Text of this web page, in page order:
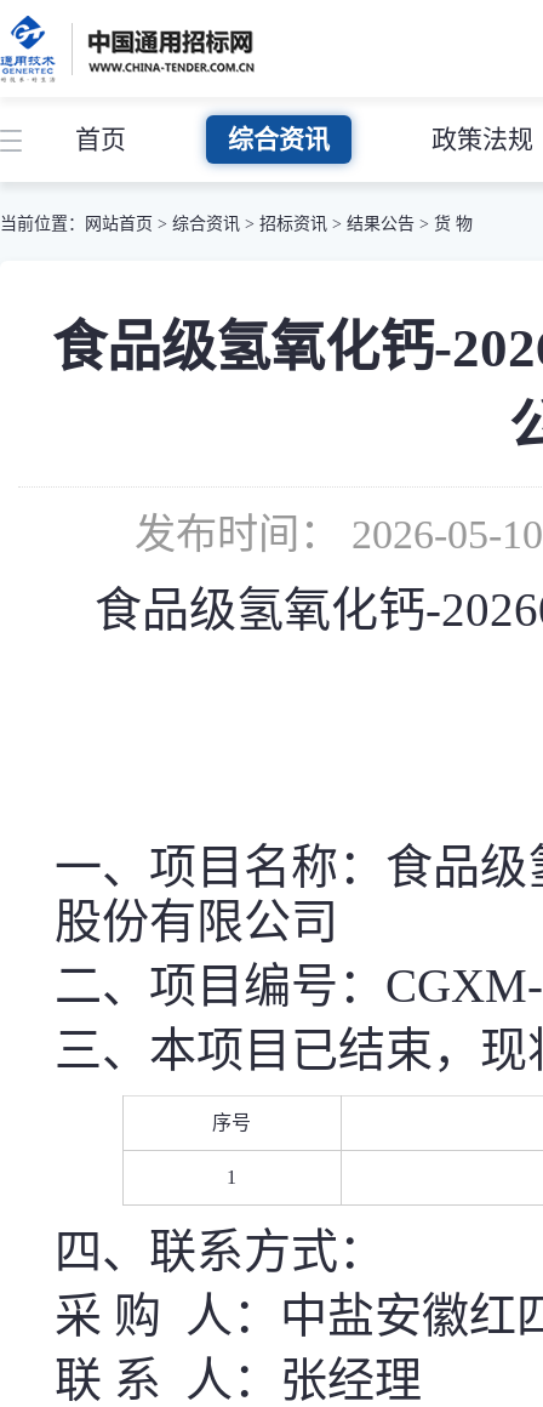
首页 综合资讯 政策法规
当前位置： 网站首页 > 综合资讯 > 招标资讯 > 结果公告 > 货 物
食品级氢氧化钙-
发布时间： 2026-05-
食品级氢氧化钙-
一、项目名称：食品
股份有限公司
二、项目编号：
三、本项目已结束，
序号
1
四、联系方式：
采 购 人： 中盐安徽红
联 系 人： 张经理